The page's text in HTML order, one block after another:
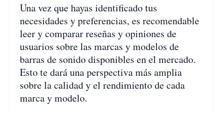
Una vez que hayas identificado tus
necesidades y preferencias, es recomendable
leer y comparar reseñas y opiniones de
usuarios sobre las marcas y modelos de
barras de sonido disponibles en el mercado.
Esto te dará una perspectiva más amplia
sobre la calidad y el rendimiento de cada
marca y modelo.